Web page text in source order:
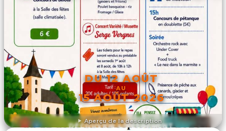
Aperçu de la description
DU 12 AOÛT
AU
15 AOÛT 2026
DÉCOUVRIR L'ÉVÉNEMENT